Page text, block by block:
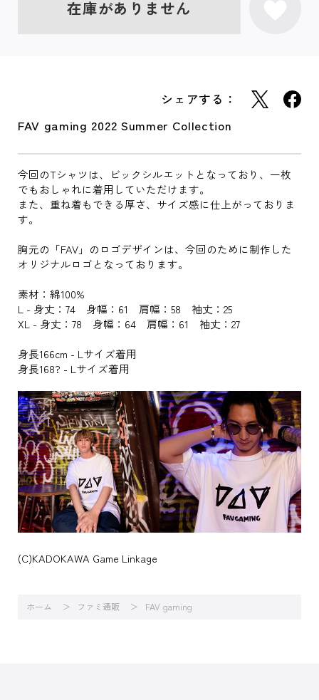
在庫がありません
シェアする：
FAV gaming 2022 Summer Collection
今回のTシャツは、ビックシルエットとなっており、一枚
でもおしゃれに着用していただけます。
また、重ね着もできる厚さ、サイズ感に仕上がっておりま
す。
胸元の「FAV」のロゴデザインは、今回のために制作した
オリジナルロゴとなっております。
素材：綿100%
L - 身丈：74 身幅：61 肩幅：58 袖丈：25
XL - 身丈：78 身幅：64 肩幅：61 袖丈：27
身長166cm - Lサイズ着用
身長168? - Lサイズ着用
(C)KADOKAWA Game Linkage
ホーム ファミ通販 FAV gaming